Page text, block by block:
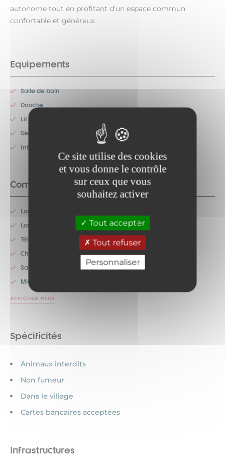
Ce site utilise des cookies
et vous donne le contrôle
sur ceux que vous
souhaitez activer
Tout accepter
Tout refuser
Personnaliser
autonome tout en profitant d’un espace commun
confortable et généreux.
Equipements
Salle de bain
Douche
Lit superposé
Sèche-cheveux
Internet sans fil
Commodités
Lave-linge commun
Lave-vaisselle
Télévision
Chauffage
Salon de jardin
Micro-onde
AFFICHER PLUS
Spécificités
Animaux interdits
Non fumeur
Dans le village
Cartes bancaires acceptées
Infrastructures